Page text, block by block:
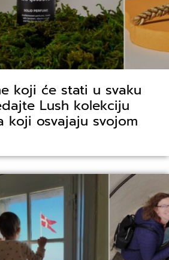
koji će stati u svaku
Lush kolekciju
koji osvajaju svojom